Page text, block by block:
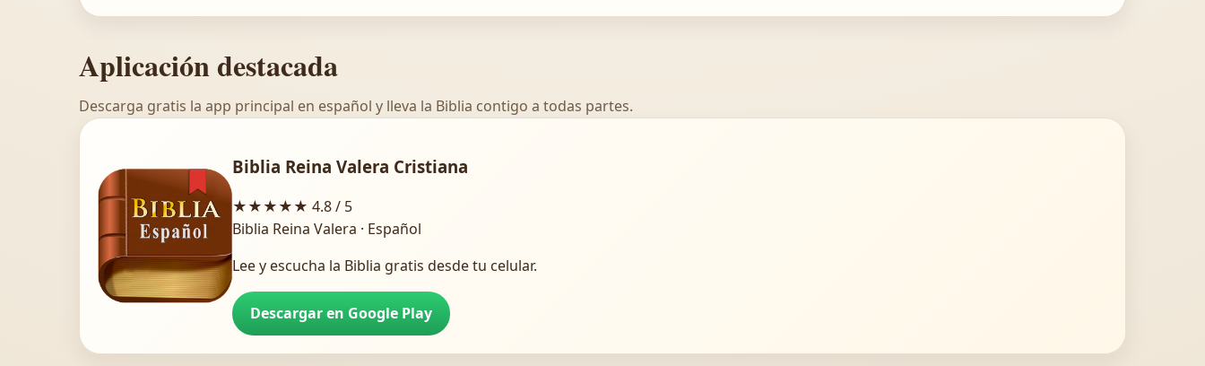
Aplicación destacada
Descarga gratis la app principal en español y lleva la Biblia contigo a todas partes.
Biblia Reina Valera Cristiana
★★★★★ 4.8 / 5
Biblia Reina Valera · Español
Lee y escucha la Biblia gratis desde tu celular.
Descargar en Google Play